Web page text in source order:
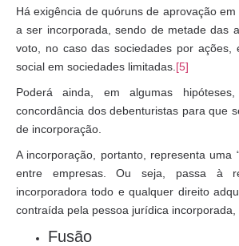
Há exigência de quóruns de aprovação
a ser incorporada, sendo de metade das
voto, no caso das sociedades por ações,
social em sociedades limitadas. [5]
Poderá ainda, em algumas
concordância dos debenturistas para que
de incorporação.
A incorporação, portanto, representa uma
entre empresas. Ou seja, passa à
incorporadora todo e qualquer direito
contraída pela pessoa jurídica incorporada,
Fusão